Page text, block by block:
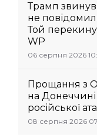
Трамп
не
Той
WP
06 серпня 2026
Прощання з
на Донеччині
російської
08 серпня 2026